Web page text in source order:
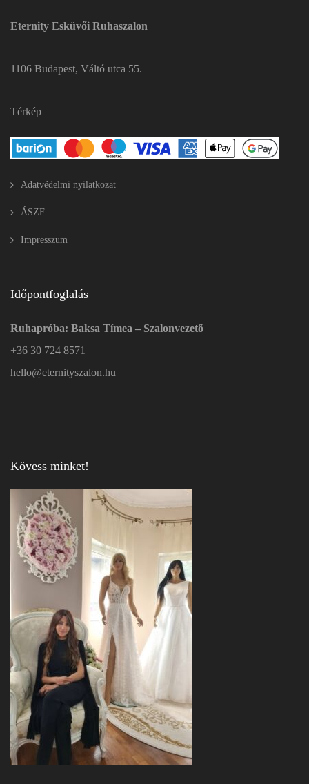
Eternity Esküvői Ruhaszalon
1106 Budapest, Váltó utca 55.
Térkép
Adatvédelmi nyilatkozat
ÁSZF
Impresszum
Időpontfoglalás
Ruhapróba: Baksa Tímea – Szalonvezető
+36 30 724 8571
hello@eternityszalon.hu
Kövess minket!